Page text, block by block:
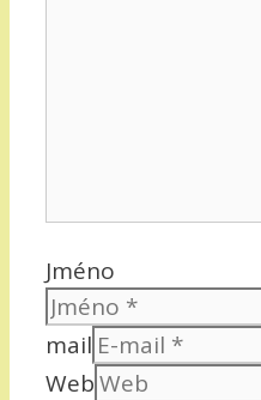
Jméno
mail
Web